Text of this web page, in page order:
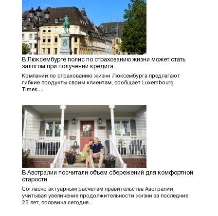
В Люксембурге полис по страхованию жизни может стать
залогом при получении кредита
Компании по страхованию жизни Люксембурга предлагают
гибкие продукты своим клиентам, сообщает Luxembourg
Times....
В Австралии посчитали объем сбережений для комфортной
старости
Согласно актуарным расчетам правительства Австралии,
учитывая увеличение продолжительности жизни за последние
25 лет, половина сегодня...